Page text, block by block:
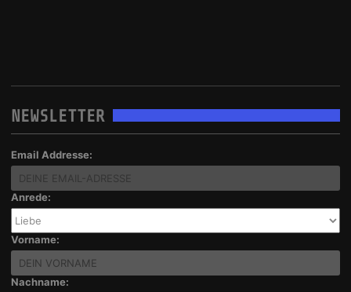
NEWSLETTER
Email Addresse:
Anrede:
Vorname:
Nachname: